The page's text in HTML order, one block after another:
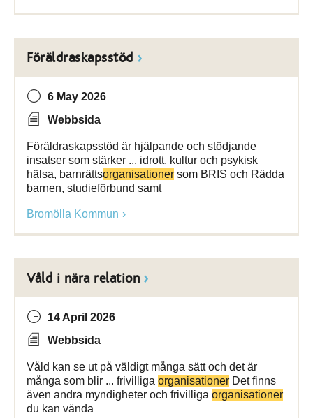
Föräldraskapsstöd
6 May 2026
Webbsida
Föräldraskapsstöd är hjälpande och stödjande
insatser som stärker ... idrott, kultur och psykisk
hälsa, barnrätts­organisationer som BRIS och Rädda
barnen, studieförbund samt
Bromölla Kommun
Våld i nära relation
14 April 2026
Webbsida
Våld kan se ut på väldigt många sätt och det är
många som blir ... frivilliga organisationer Det finns
även andra myndigheter och frivilliga organisationer
du kan vända